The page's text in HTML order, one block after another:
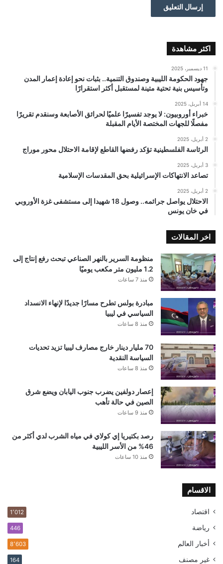
اكثر مشاهدة
11 ديسمبر، 2025
جهود الحكومة الليبية وصندوق التنمية.. بثبات نحو إعادة إعمار المدن
وتأسيس بنية تحتية متينة لمستقبل أكثر استقرارًا
14 أبريل، 2025
خبراء أوروبيون: لا يوجد تفسيرًا علميًا لحرائق الأصابعة وسنقدم تقريرًا
مفصلًا للجهات المختصة الأيام المقبلة
2 أبريل، 2025
الرئاسة الفلسطينية تؤكد رفضها القاطع لإقامة الاحتلال محور موراج
3 أبريل، 2025
تصاعد الانتهاكات الإسرائيلية بحق المقدسات الإسلامية
2 أبريل، 2025
الاحتلال يواصل جرائمه.. وصول 18 شهيدا إلى مستشفى غزة الأوروبي
في خان يونس
اخر المقالات
منظومة السرير بالنهر الصناعي تبحث رفع إنتاج إلى
1.2 مليون متر مكعب يوميًا
منذ 7 ساعات
مبادرة بولس تطرح مسارًا جديدًا لإنهاء الانسداد
السياسي في ليبيا
منذ 8 ساعات
70 مليار دينار خارج مصارف ليبيا تزيد تحديات
السياسة النقدية
منذ 8 ساعات
إعصار دولفين يضرب جنوب اليابان ويضع شرق
الصين في حالة تأهب
منذ 9 ساعات
رصد بكتيريا إي كولاي في مياه الشرب لدي أكثر من
46% من الأسر الليبية
منذ 10 ساعات
الاقسام
اقتصاد 1٬012
رياضة 446
أخبار العالم 8٬603
غير مصنف 164